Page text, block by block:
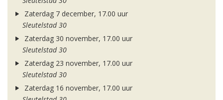
Zaterdag 7 december, 17.00 uur
Sleutelstad 30
Zaterdag 30 november, 17.00 uur
Sleutelstad 30
Zaterdag 23 november, 17.00 uur
Sleutelstad 30
Zaterdag 16 november, 17.00 uur